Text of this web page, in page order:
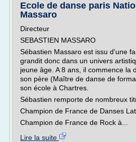
Ecole de danse paris
Massaro
Directeur
SEBASTIEN MASSARO
Sébastien Massaro est issu d'une
grandit donc dans un univers
jeune âge. A 8 ans, il commence la
son père (Maître de danse de
son école à Chartres.
Sébastien remporte de nombreux
Champion de France de Danses
Champion de France de Rock à...
Lire la suite